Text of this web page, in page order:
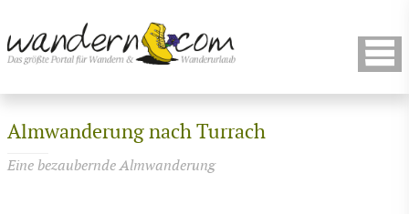
Almwanderung nach Turrach
Eine bezaubernde Almwanderung